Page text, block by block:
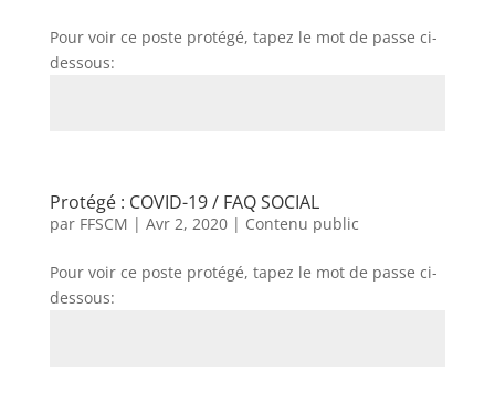
Pour voir ce poste protégé, tapez le mot de passe ci-
dessous:
Protégé : COVID-19 / FAQ SOCIAL
par FFSCM | Avr 2, 2020| Contenu public
Pour voir ce poste protégé, tapez le mot de passe ci-
dessous: